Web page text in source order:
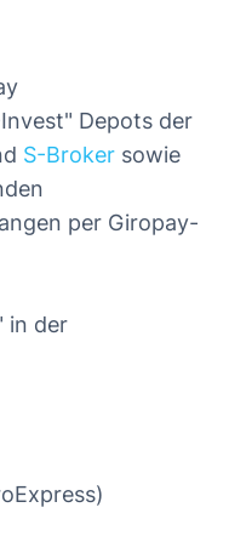
Depots der
S-Broker sowie
per Giropay-
in der